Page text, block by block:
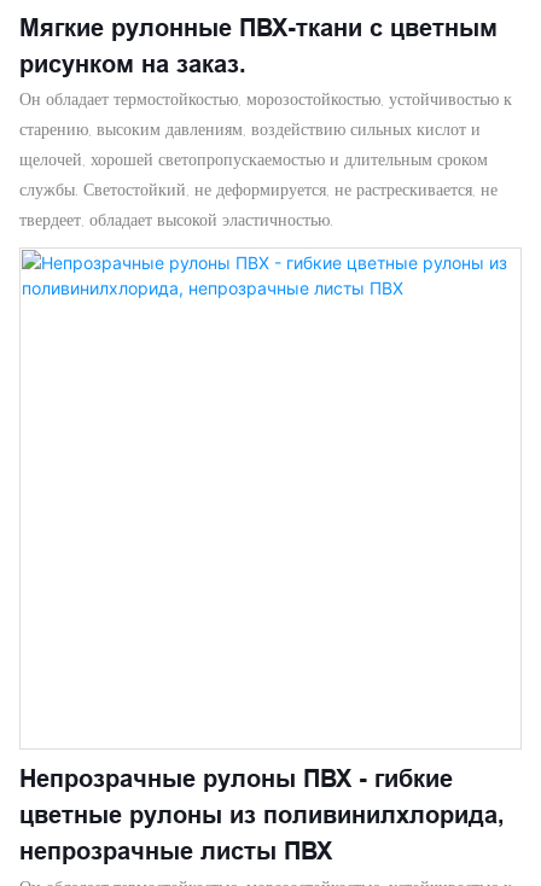
Мягкие рулонные ПВХ-ткани с цветным
рисунком на заказ.
Он обладает термостойкостью, морозостойкостью, устойчивостью к
старению, высоким давлениям, воздействию сильных кислот и
щелочей, хорошей светопропускаемостью и длительным сроком
службы. Светостойкий, не деформируется, не растрескивается, не
твердеет, обладает высокой эластичностью.
Непрозрачные рулоны ПВХ - гибкие
цветные рулоны из поливинилхлорида,
непрозрачные листы ПВХ